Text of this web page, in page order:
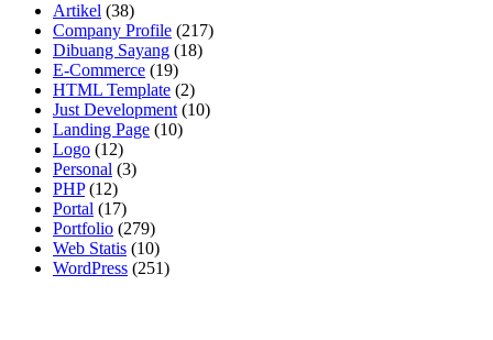
Artikel (38)
Company Profile (217)
Dibuang Sayang (18)
E-Commerce (19)
HTML Template (2)
Just Development (10)
Landing Page (10)
Logo (12)
Personal (3)
PHP(12)
Portal (17)
Portfolio (279)
Web Statis (10)
WordPress (251)